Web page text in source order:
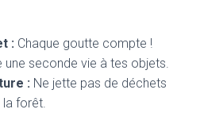
: Chaque goutte compte !
une seconde vie à tes objets.
: Ne jette pas de déchets
la forêt.